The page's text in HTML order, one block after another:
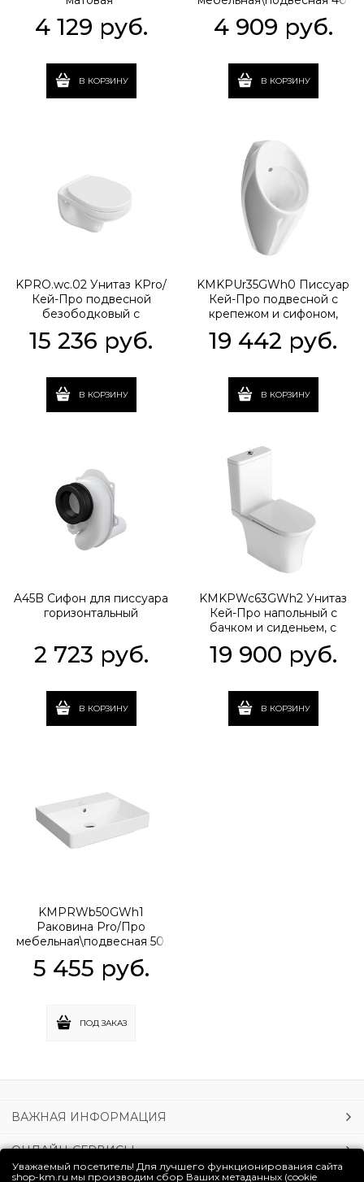
4 129 руб.
В КОРЗИНУ
белая глянцевая
4 909 руб.
В КОРЗИНУ
KPRO.wc.02 Унитаз KPro/
Кей-Про подвесной
безободковый с
сиденьем, белый
глянцевый
15 236 руб.
В КОРЗИНУ
KMKPUr35GWh0 Писсуар
Кей-Про подвесной с
крепежом и сифоном,
19 442 руб.
В КОРЗИНУ
A45B Сифон для писсуара
горизонтальный
2 723 руб.
В КОРЗИНУ
KMKPWc63GWh2 Унитаз
Кей-Про напольный с
бачком и сиденьем, с
комплектом креплений,
белый глянцевый
19 900 руб.
В КОРЗИНУ
KMPRWb50GWh1
Раковина Pro/Про
мебельная\подвесная 50,
белая глянцевая
5 455 руб.
ПОД ЗАКАЗ
ВАЖНАЯ ИНФОРМАЦИЯ
ОНЛАЙН-СЕРВИСЫ
Уважаемый посетитель! Для лучшего функционирования сайта
shop-km.ru мы производим сбор Ваших метаданных (cookie